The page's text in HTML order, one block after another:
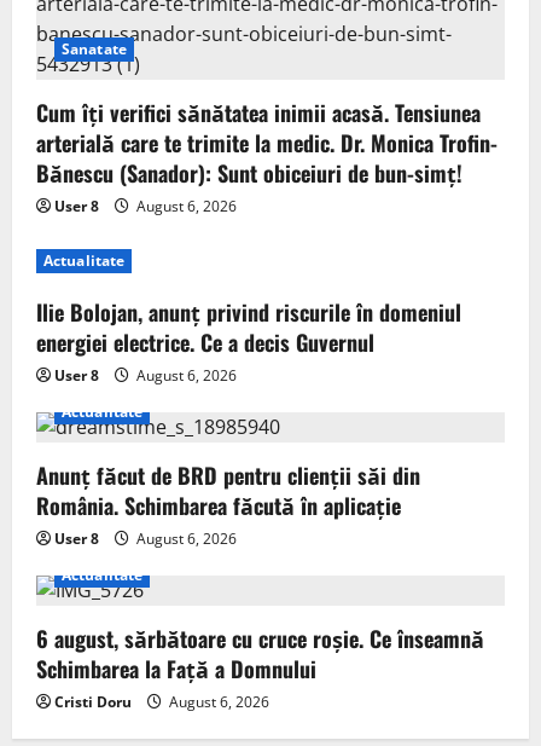
Sanatate
Cum îți verifici sănătatea inimii acasă. Tensiunea
arterială care te trimite la medic. Dr. Monica Trofin-
Bănescu (Sanador): Sunt obiceiuri de bun-simț!
User 8 August 6, 2026
Actualitate
Ilie Bolojan, anunț privind riscurile în domeniul
energiei electrice. Ce a decis Guvernul
User 8
August 6, 2026
Actualitate
Anunț făcut de BRD pentru clienții săi din
România. Schimbarea făcută în aplicație
User 8
August 6, 2026
Actualitate
6 august, sărbătoare cu cruce roșie. Ce înseamnă
Schimbarea la Față a Domnului
Cristi Doru August 6, 2026